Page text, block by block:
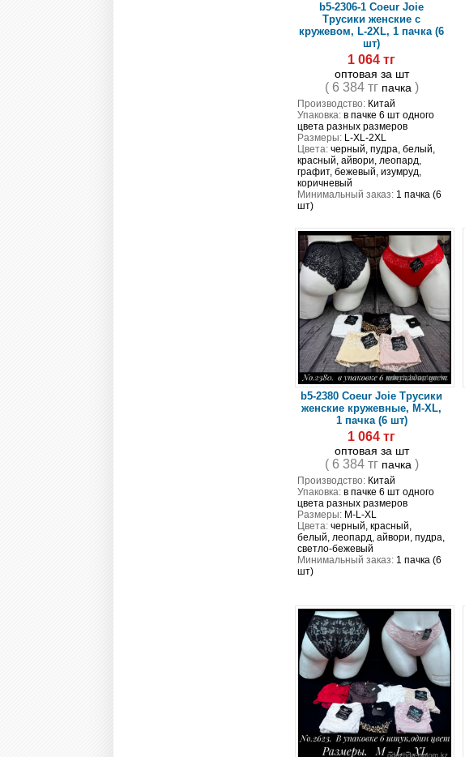
b5-2306-1 Coeur Joie
Трусики женские с
кружевом, L-2XL, 1 пачка (6
шт)
1 064 тг
оптовая за шт
( 6 384 тг пачка )
Производство: Китай
Упаковка: в пачке 6 шт одного
цвета разных размеров
Размеры: L-XL-2XL
Цвета: черный, пудра, белый,
красный, айвори, леопард,
графит, бежевый, изумруд,
коричневый
Минимальный заказ: 1 пачка (6
шт)
b5-2380 Coeur Joie Трусики
женские кружевные, M-XL,
1 пачка (6 шт)
1 064 тг
оптовая за шт
( 6 384 тг пачка )
Производство: Китай
Упаковка: в пачке 6 шт одного
цвета разных размеров
Размеры: M-L-XL
Цвета: черный, красный,
белый, леопард, айвори, пудра,
светло-бежевый
Минимальный заказ: 1 пачка (6
шт)